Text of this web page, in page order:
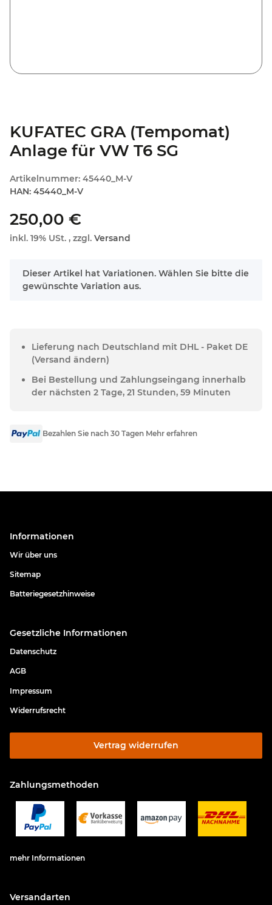
KUFATEC GRA (Tempomat)
Anlage für VW T6 SG
Artikelnummer: 45440_M-V
HAN: 45440_M-V
250,00 €
inkl. 19% USt. , zzgl. Versand
x
Dieser Artikel hat Variationen. Wählen Sie bitte die
gewünschte Variation aus.
Lieferung nach Deutschland mit DHL - Paket DE
(Versand ändern)
Bei Bestellung und Zahlungseingang innerhalb
der nächsten 2 Tage, 21 Stunden, 59 Minuten
Bezahlen Sie nach 30 Tagen Mehr erfahren
Informationen
Wir über uns
Sitemap
Batteriegesetzhinweise
Gesetzliche Informationen
Datenschutz
AGB
Impressum
Widerrufsrecht
Vertrag widerrufen
Zahlungsmethoden
mehr Informationen
Versandarten